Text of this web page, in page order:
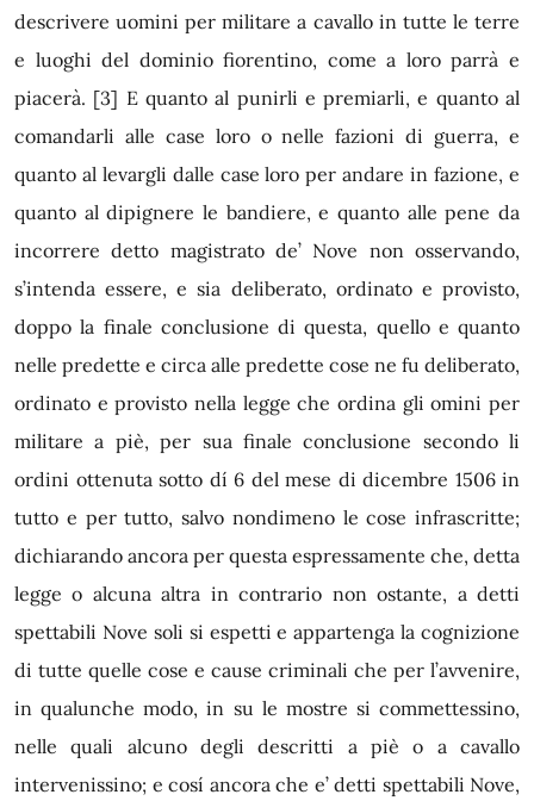
descrivere uomini per militare a cavallo in tutte le terre
e luoghi del dominio fiorentino, come a loro parrà e
piacerà. [3] E quanto al punirli e premiarli, e quanto al
comandarli alle case loro o nelle fazioni di guerra, e
quanto al levargli dalle case loro per andare in fazione, e
quanto al dipignere le bandiere, e quanto alle pene da
incorrere detto magistrato de’ Nove non osservando,
s’intenda essere, e sia deliberato, ordinato e provisto,
doppo la finale conclusione di questa, quello e quanto
nelle predette e circa alle predette cose ne fu deliberato,
ordinato e provisto nella legge che ordina gli omini per
militare a piè, per sua finale conclusione secondo li
ordini ottenuta sotto dí 6 del mese di dicembre 1506 in
tutto e per tutto, salvo nondimeno le cose infrascritte;
dichiarando ancora per questa espressamente che, detta
legge o alcuna altra in contrario non ostante, a detti
spettabili Nove soli si espetti e appartenga la cognizione
di tutte quelle cose e cause criminali che per l’avvenire,
in qualunche modo, in su le mostre si commettessino,
nelle quali alcuno degli descritti a piè o a cavallo
intervenissino; e cosí ancora che e’ detti spettabili Nove,